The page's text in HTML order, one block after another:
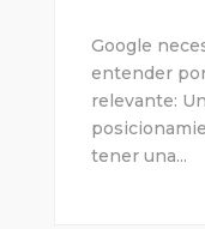
Google
entender
relevante:
tener una...